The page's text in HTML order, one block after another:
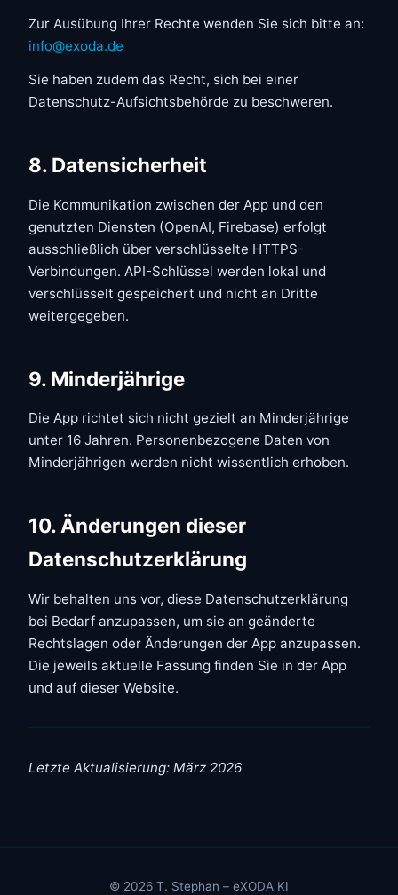
Zur Ausübung Ihrer Rechte wenden Sie sich bitte an:
info@exoda.de
Sie haben zudem das Recht, sich bei einer
Datenschutz-Aufsichtsbehörde zu beschweren.
8. Datensicherheit
Die Kommunikation zwischen der App und den
genutzten Diensten (OpenAI, Firebase) erfolgt
ausschließlich über verschlüsselte HTTPS-
Verbindungen. API-Schlüssel werden lokal und
verschlüsselt gespeichert und nicht an Dritte
weitergegeben.
9. Minderjährige
Die App richtet sich nicht gezielt an Minderjährige
unter 16 Jahren. Personenbezogene Daten von
Minderjährigen werden nicht wissentlich erhoben.
10. Änderungen dieser
Datenschutzerklärung
Wir behalten uns vor, diese Datenschutzerklärung
bei Bedarf anzupassen, um sie an geänderte
Rechtslagen oder Änderungen der App anzupassen.
Die jeweils aktuelle Fassung finden Sie in der App
und auf dieser Website.
Letzte Aktualisierung: März 2026
© 2026 T. Stephan – eXODA KI